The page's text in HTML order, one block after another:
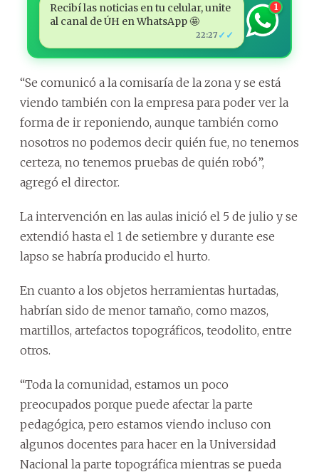
Recibí las noticias en tu celular, unite
al canal de ÚH en WhatsApp 🤩
22:27 ✓✓
1
“Se comunicó a la comisaría de la zona y se está
viendo también con la empresa para poder ver la
forma de ir reponiendo, aunque también como
nosotros no podemos decir quién fue, no tenemos
certeza, no tenemos pruebas de quién robó”,
agregó el director.
La intervención en las aulas inició el 5 de julio y se
extendió hasta el 1 de setiembre y durante ese
lapso se habría producido el hurto.
En cuanto a los objetos herramientas hurtadas,
habrían sido de menor tamaño, como mazos,
martillos, artefactos topográficos, teodolito, entre
otros.
“Toda la comunidad, estamos un poco
preocupados porque puede afectar la parte
pedagógica, pero estamos viendo incluso con
algunos docentes para hacer en la Universidad
Nacional la parte topográfica mientras se pueda